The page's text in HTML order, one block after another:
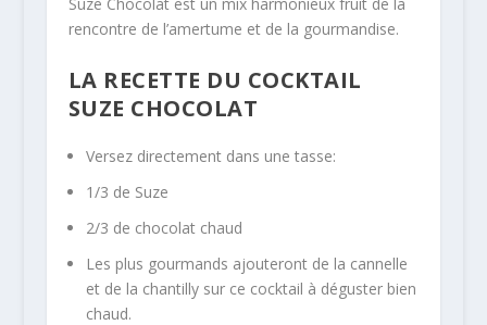
rencontre de l’amertume et de la gourmandise.
LA RECETTE DU COCKTAIL
SUZE CHOCOLAT
Versez directement dans une tasse:
1/3 de Suze
2/3 de chocolat chaud
Les plus gourmands ajouteront de la cannelle
et de la chantilly sur ce cocktail à déguster bien
chaud.